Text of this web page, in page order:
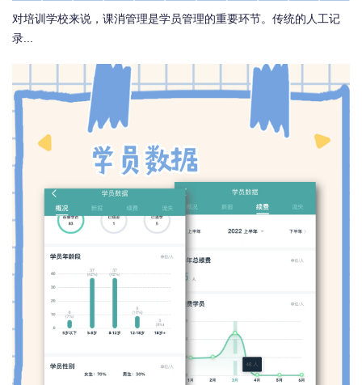
对培训学校来说，课消管理是学员管理的重要环节。传统的人工记
录...